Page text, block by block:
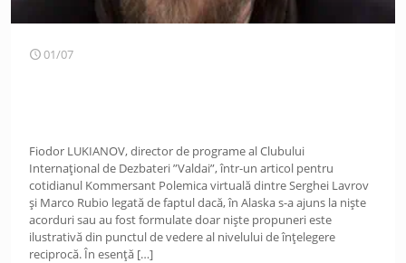
01/07
Fiodor LUKIANOV, director de programe al Clubului
Internațional de Dezbateri ”Valdai”, într-un articol pentru
cotidianul Kommersant Polemica virtuală dintre Serghei Lavrov
și Marco Rubio legată de faptul dacă, în Alaska s-a ajuns la niște
acorduri sau au fost formulate doar niște propuneri este
ilustrativă din punctul de vedere al nivelului de înțelegere
reciprocă. În esență […]